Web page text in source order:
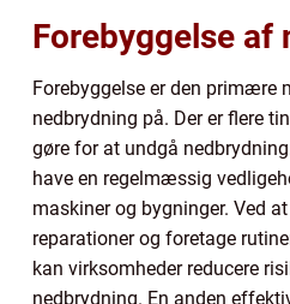
Forebyggelse af
Forebyggelse er den primære
nedbrydning på. Der er flere
gøre for at undgå
have en regelmæssig
maskiner og bygninger. Ved
reparationer og foretage
kan virksomheder reducere
nedbrydning. En anden